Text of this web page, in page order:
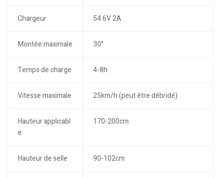
Chargeur 54.6V 2A
Montée maximale 30°
Temps de charge 4-8h
Vitesse maximale 25km/h (peut être débridé)
Hauteur applicabl
e
170-200cm
Hauteur de selle 90-102cm